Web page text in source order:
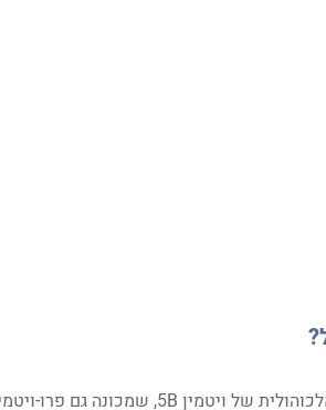
פנטנול הוא הנגזרת האלכוהולית של ויטמין 5B, שמכונה גם פרו-ויטמין